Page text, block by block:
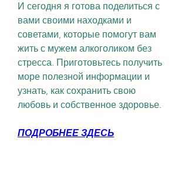
И сегодня я готова поделиться с
вами своими находками и
советами, которые помогут вам
жить с мужем алкоголиком без
стресса. Приготовьтесь получить
море полезной информации и
узнать, как сохранить свою
любовь и собственное здоровье.
ПОДРОБНЕЕ ЗДЕСЬ